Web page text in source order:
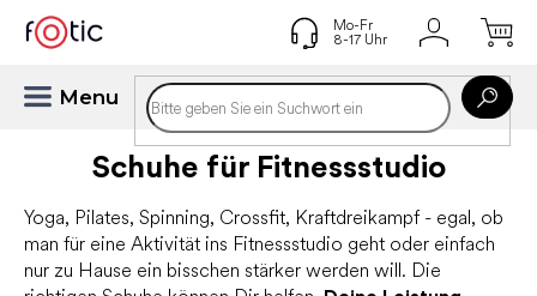
Inhalt
springen
Schuhe für Fitnessstudio
Yoga, Pilates, Spinning, Crossfit, Kraftdreikampf - egal, ob
man für eine Aktivität ins Fitnessstudio geht oder einfach
nur zu Hause ein bisschen stärker werden will. Die